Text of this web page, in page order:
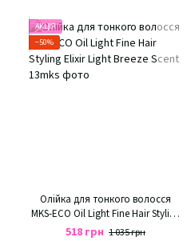
АКЦІЯ
−50%
Олійка для тонкого волосся
MKS-ECO Oil Light Fine Hair Styling
Elixir Light Breeze Scent
518 грн 1 035 грн